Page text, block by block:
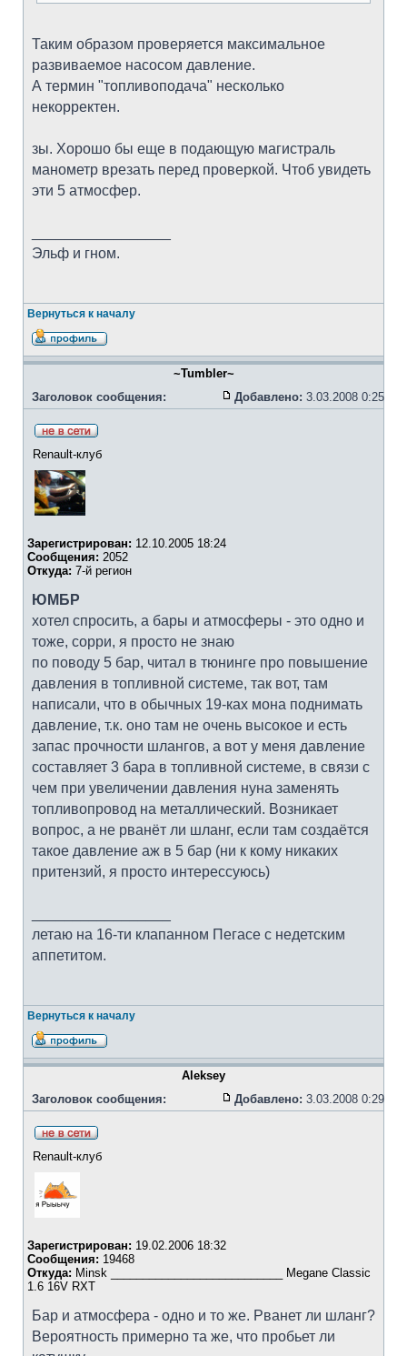
Таким образом проверяется максимальное
развиваемое насосом давление.
А термин "топливоподача" несколько
некорректен.
зы. Хорошо бы еще в подающую магистраль
манометр врезать перед проверкой. Чтоб увидеть
эти 5 атмосфер.
Эльф и гном.
Вернуться к началу
~Tumbler~
Заголовок сообщения:
Добавлено: 3.03.2008 0:25
Renault-клуб
Зарегистрирован: 12.10.2005 18:24
Сообщения: 2052
Откуда: 7-й регион
ЮМБР
хотел спросить, а бары и атмосферы - это одно и
тоже, сорри, я просто не знаю
по поводу 5 бар, читал в тюнинге про повышение
давления в топливной системе, так вот, там
написали, что в обычных 19-ках мона поднимать
давление, т.к. оно там не очень высокое и есть
запас прочности шлангов, а вот у меня давление
составляет 3 бара в топливной системе, в связи с
чем при увеличении давления нуна заменять
топливопровод на металлический. Возникает
вопрос, а не рванёт ли шланг, если там создаётся
такое давление аж в 5 бар (ни к кому никаких
притензий, я просто интерессуюсь)
летаю на 16-ти клапанном Пегасе с недетским
аппетитом.
Вернуться к началу
Aleksey
Заголовок сообщения:
Добавлено: 3.03.2008 0:29
Renault-клуб
Зарегистрирован: 19.02.2006 18:32
Сообщения: 19468
Откуда: Minsk ___________________________ Megane Classic
1.6 16V RXT
Бар и атмосфера - одно и то же. Рванет ли шланг?
Вероятность примерно та же, что пробьет ли